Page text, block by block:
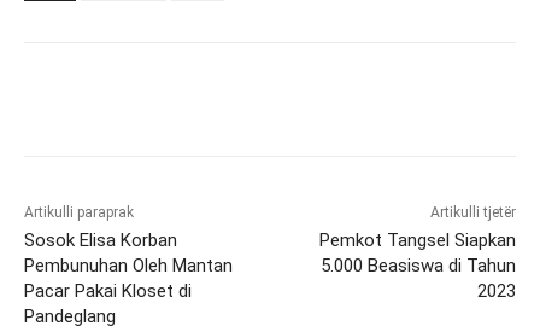
Artikulli paraprak
Sosok Elisa Korban
Pembunuhan Oleh Mantan
Pacar Pakai Kloset di
Pandeglang
Artikulli tjetër
Pemkot Tangsel Siapkan
5.000 Beasiswa di Tahun
2023